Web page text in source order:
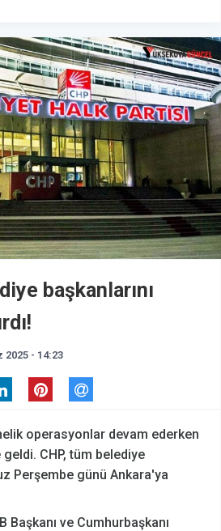
başkanlarını
2025 - 14:23
operasyonlar devam ederken
CHP, tüm belediye
Perşembe günü Ankara'ya
ve Cumhurbaşkanı